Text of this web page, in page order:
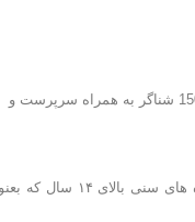
رییس هیات شنا جزیره کیش ضمن ابراز خوشحالی از استقبال وسیع و گسترده شناگران از مسابقات آب های آزاد گفت: حدود 150 شناگر به همراه سرپرست و
به گزارش روابط عمومی فدراسیون شنا، شیرجه و واترپلو؛ مسابقات شنا ماراتن ۱۰ کیلومتری آب‌های آزاد ویژه آقایان در